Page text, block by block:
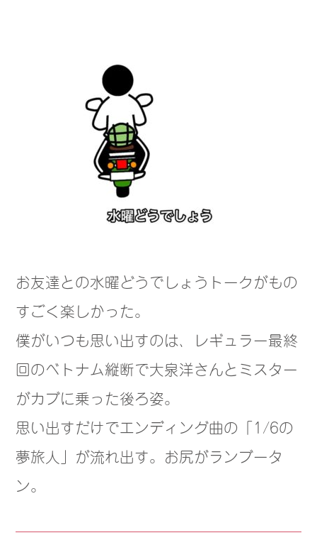
お友達との水曜どうでしょうトークがもの
すごく楽しかった。
僕がいつも思い出すのは、レギュラー最終
回のベトナム縦断で大泉洋さんとミスター
がカブに乗った後ろ姿。
思い出すだけでエンディング曲の「1/6の
夢旅人」が流れ出す。お尻がランブータ
ン。